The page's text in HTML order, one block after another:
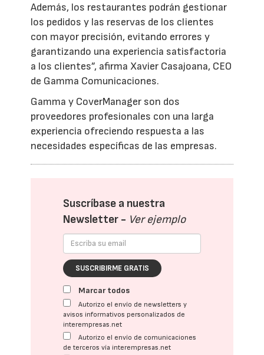
Además, los restaurantes podrán gestionar
los pedidos y las reservas de los clientes
con mayor precisión, evitando errores y
garantizando una experiencia satisfactoria
a los clientes”, afirma Xavier Casajoana, CEO
de Gamma Comunicaciones.
Gamma y CoverManager son dos
proveedores profesionales con una larga
experiencia ofreciendo respuesta a las
necesidades específicas de las empresas.
Suscríbase a nuestra
Newsletter - Ver ejemplo
SUSCRIBIRME GRATIS
Marcar todos
Autorizo el envío de newsletters y
avisos informativos personalizados de
interempresas.net
Autorizo el envío de comunicaciones
de terceros vía interempresas.net